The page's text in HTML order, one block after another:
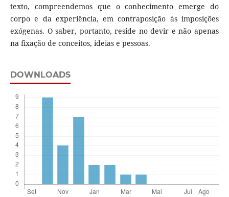
texto, compreendemos que o conhecimento emerge do
corpo e da experiência, em contraposição às imposições
exógenas. O saber, portanto, reside no devir e não apenas
na fixação de conceitos, ideias e pessoas.
DOWNLOADS